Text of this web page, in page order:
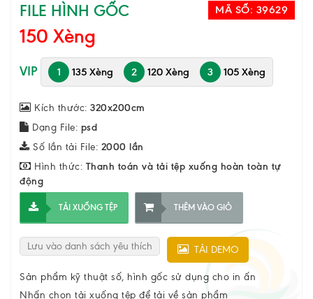
FILE HÌNH GỐC MÃ SỐ: 39629
150 Xèng
VIP 1 135 Xèng 2 120 Xèng 3 105 Xèng
Kích thước: 320x200cm
Dạng File: psd
Số lần tải File: 2000 lần
Hình thức: Thanh toán và tải tệp xuống hoàn toàn tự
động
TẢI XUỐNG TỆP THÊM VÀO GIỎ
Lưu vào danh sách yêu thích TẢI DEMO
Sản phẩm kỹ thuật số, hình gốc sử dụng cho in ấn
Nhấn chọn tải xuống tệp để tải về sản phẩm